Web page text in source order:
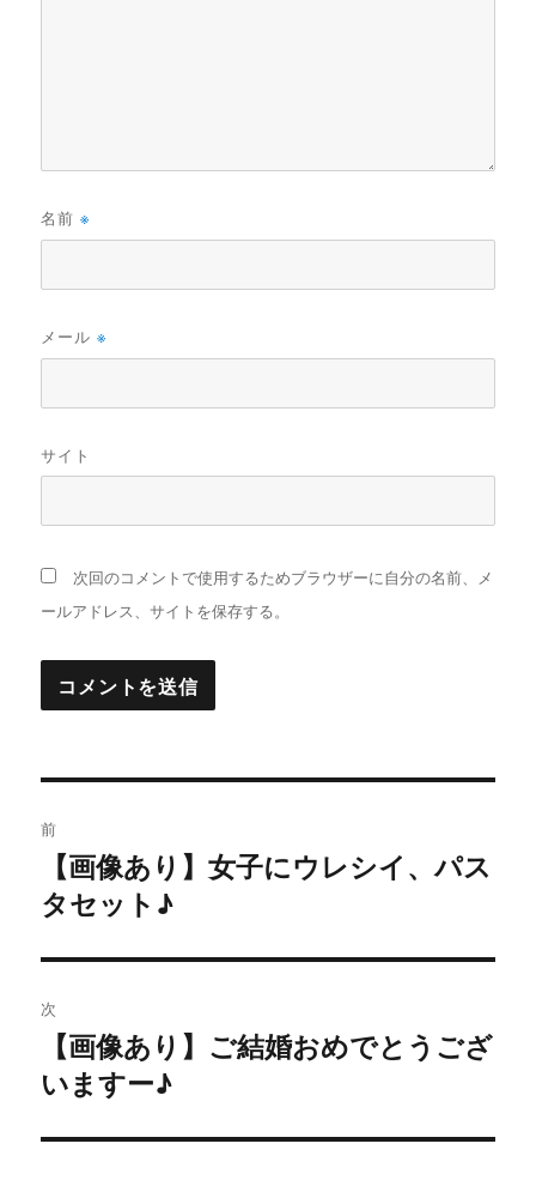
名前※
メール※
サイト
次回のコメントで使用するためブラウザーに自分の名前、メ
ールアドレス、サイトを保存する。
稿
ナ
ビ
ゲ
ー
シ
前
去
投
稿:
【画像あり】女子にウレシイ、パス
タセット♪
次
の
稿:
【画像あり】ご結婚おめでとうござ
いますー♪